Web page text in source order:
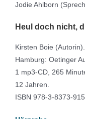
Jodie Ahlborn
Heul doch nicht,
Kirsten Boie (Autorin).
Hamburg: Oetinger
1 mp3-CD, 265
12 Jahren.
ISBN 978-3-8373-